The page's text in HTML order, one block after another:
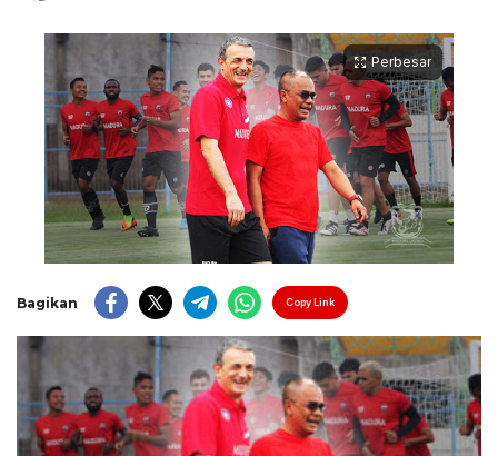
Perbesar
Bagikan Copy Link